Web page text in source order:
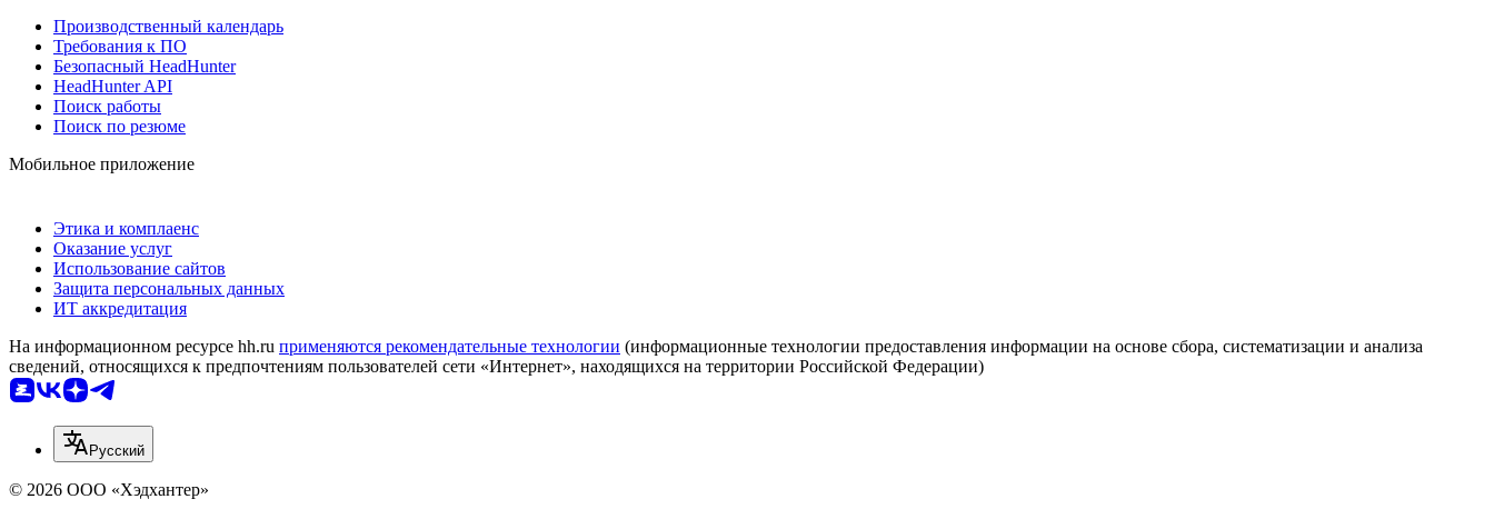
Производственный календарь
Требования к ПО
Безопасный HeadHunter
HeadHunter API
Поиск работы
Поиск по резюме
Мобильное приложение
Этика и комплаенс
Оказание услуг
Использование сайтов
Защита персональных данных
ИТ аккредитация
На информационном ресурсе hh.ru применяются рекомендательные технологии (информационные технологии предоставления информации на основе сбора, систематизации и анализа
сведений, относящихся к предпочтениям пользователей сети «Интернет», находящихся на территории Российской Федерации)
Русский
© 2026 ООО «Хэдхантер»